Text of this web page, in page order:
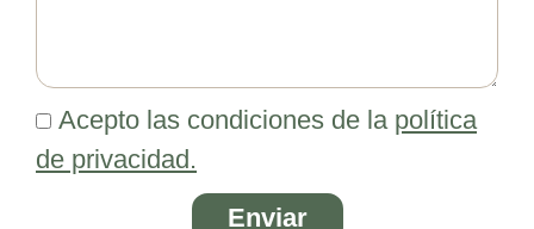
Acepto las condiciones de la política
de privacidad.
Enviar